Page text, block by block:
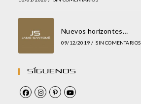
Nuevos horizontes…
09/12/2019 / SIN COMENTARIOS
Síguenos